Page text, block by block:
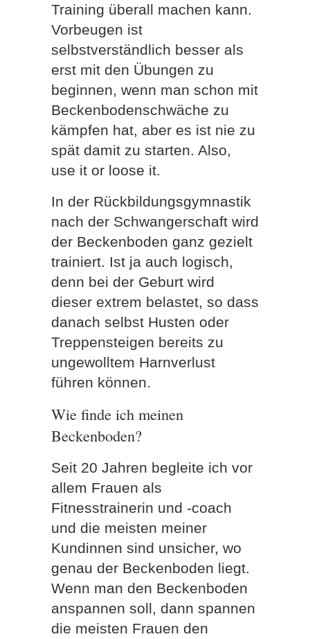
Training überall machen kann.
Vorbeugen ist
selbstverständlich besser als
erst mit den Übungen zu
beginnen, wenn man schon mit
Beckenbodenschwäche zu
kämpfen hat, aber es ist nie zu
spät damit zu starten. Also,
use it or loose it.
In der Rückbildungsgymnastik
nach der Schwangerschaft wird
der Beckenboden ganz gezielt
trainiert. Ist ja auch logisch,
denn bei der Geburt wird
dieser extrem belastet, so dass
danach selbst Husten oder
Treppensteigen bereits zu
ungewolltem Harnverlust
führen können.
Wie finde ich meinen
Beckenboden?
Seit 20 Jahren begleite ich vor
allem Frauen als
Fitnesstrainerin und -coach
und die meisten meiner
Kundinnen sind unsicher, wo
genau der Beckenboden liegt.
Wenn man den Beckenboden
anspannen soll, dann spannen
die meisten Frauen den